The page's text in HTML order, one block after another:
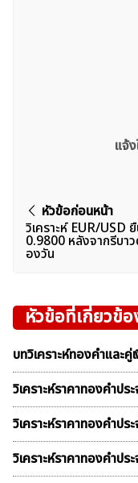
แจ้
แนะแนว
เรื่อง
หัวข้อก่อนหน้า
วิเคราะห์ EUR/USD
0.9800 หลังจากรีบา
องวัน
หัวข้อที่เกี่ยวข้อ
บทวิเคราะห์ทองคำและ
วิเคราะห์ราคาทองคําป
วิเคราะห์ราคาทองคําปร
วิเคราะห์ราคาทองคําปร